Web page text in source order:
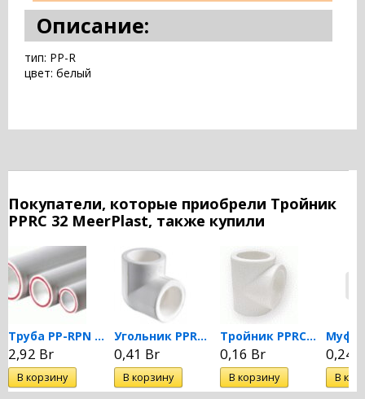
Описание:
тип: PP-R
цвет: белый
Покупатели, которые приобрели Тройник
PPRC 32 MeerPlast, также купили
Труба PP-RPN 20 DN 32...
2,92 Br
Угольник PPRC 90 гр. 32...
0,41 Br
Тройник PPRC 20 MeerPlast
0,16 Br 0,24